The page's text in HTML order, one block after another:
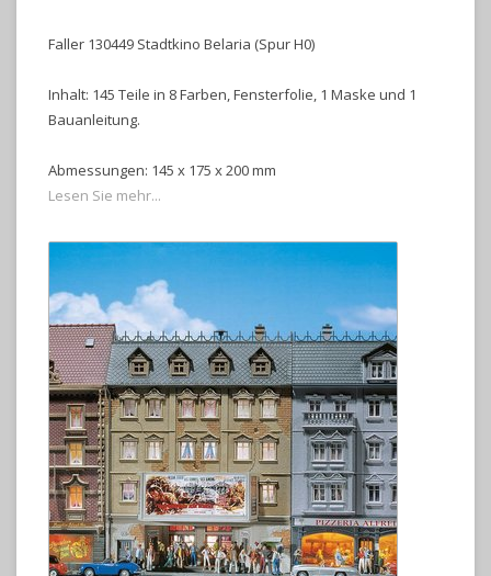
Faller 130449 Stadtkino Belaria (Spur H0)
Inhalt: 145 Teile in 8 Farben, Fensterfolie, 1 Maske und 1
Bauanleitung.
Abmessungen: 145 x 175 x 200 mm
Lesen Sie mehr...